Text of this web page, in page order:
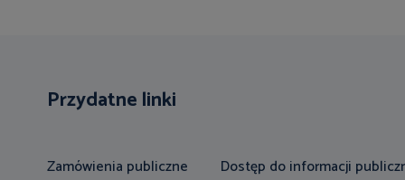
Przydatne linki
Zamówienia publiczne
Dostęp do informacji